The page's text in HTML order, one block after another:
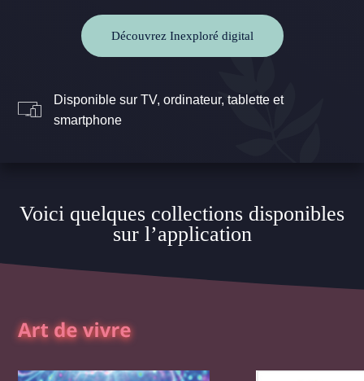
Découvrez Inexploré digital
Disponible sur TV, ordinateur, tablette et
smartphone
Voici quelques collections disponibles
sur l’application